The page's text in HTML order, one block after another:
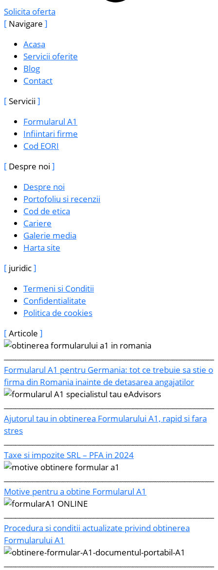
Solicita oferta
Navigare
Acasa
Servicii oferite
Blog
Contact
Servicii
Formularul A1
Infiintari firme
Cod EORI
Despre noi
Despre noi
Portofoliu si recenzii
Cod de etica
Cariere
Galerie media
Harta site
juridic
Termeni si Conditii
Confidentialitate
Politica de cookies
Articole
Formularul A1 pentru Germania: tot ce trebuie sa stie o
firma din Romania inainte de detasarea angajatilor
Ajutorul tau in obtinerea Formularului A1, rapid si fara
stres
Taxe si impozite SRL – PFA in 2024
Motive pentru a obtine Formularul A1
Procedura si conditii actualizate privind obtinerea
Formularului A1